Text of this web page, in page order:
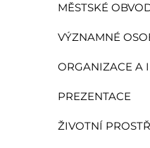
MĚSTSKÉ
VÝZNAMNÉ
ORGANIZACE A
PREZENTACE
ŽIVOTNÍ